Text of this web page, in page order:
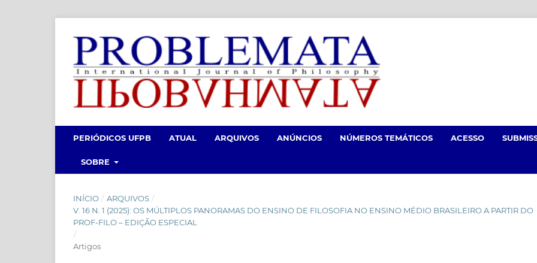
PERIÓDICOS UFPB ATUAL ARQUIVOS ANÚNCIOS NÚMEROS TEMÁTICOS ACESSO
SOBRE
INÍCIO / ARQUIVOS /
V. 16 N. 1 (2025): OS MÚLTIPLOS PANORAMAS DO ENSINO DE FILOSOFIA NO ENSINO MÉDIO BRASILEIRO A PARTIR DO
PROF-FILO – EDIÇÃO ESPECIAL
/
Artigos